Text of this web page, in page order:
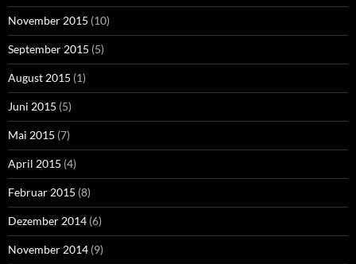
November 2015 (10)
September 2015 (5)
August 2015 (1)
Juni 2015 (5)
Mai 2015 (7)
April 2015 (4)
Februar 2015 (8)
Dezember 2014 (6)
November 2014 (9)